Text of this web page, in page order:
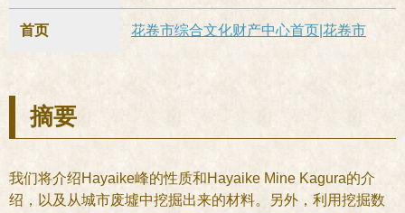
首页 花卷市综合文化财产中心首页|花卷市
摘要
我们将介绍Hayaike峰的性质和Hayaike Mine Kagura的介
绍，以及从城市废墟中挖掘出来的材料。另外，利用挖掘数